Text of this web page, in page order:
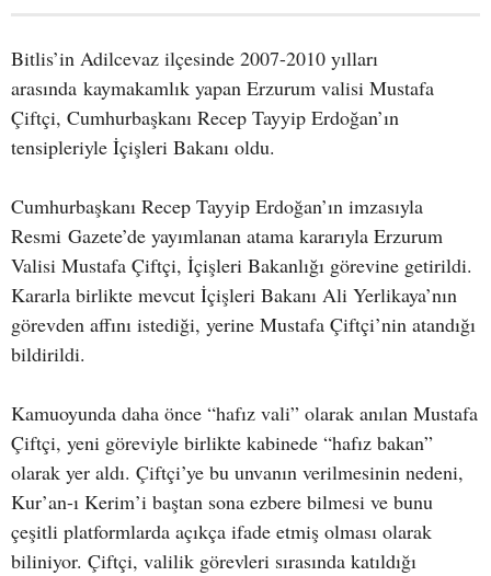
Bitlis’in Adilcevaz ilçesinde 2007-2010 yılları
arasında kaymakamlık yapan Erzurum valisi Mustafa
Çiftçi, Cumhurbaşkanı Recep Tayyip Erdoğan’ın
tensipleriyle İçişleri Bakanı oldu.
Cumhurbaşkanı Recep Tayyip Erdoğan’ın imzasıyla
Resmi Gazete’de yayımlanan atama kararıyla Erzurum
Valisi Mustafa Çiftçi, İçişleri Bakanlığı görevine getirildi.
Kararla birlikte mevcut İçişleri Bakanı Ali Yerlikaya’nın
görevden affını istediği, yerine Mustafa Çiftçi’nin atandığı
bildirildi.
Kamuoyunda daha önce “hafız vali” olarak anılan Mustafa
Çiftçi, yeni göreviyle birlikte kabinede “hafız bakan”
olarak yer aldı. Çiftçi’ye bu unvanın verilmesinin nedeni,
Kur’an-ı Kerim’i baştan sona ezbere bilmesi ve bunu
çeşitli platformlarda açıkça ifade etmiş olması olarak
biliniyor. Çiftçi, valilik görevleri sırasında katıldığı